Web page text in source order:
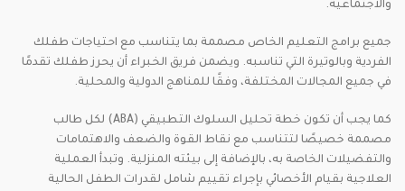
والاجتماعية.
جميع برامج التعليم الخاص مصممة بما يتناسب مع احتياجات طفلك
الفردية وبالوتيرة التي تناسبه. ويضمن فريق الخبراء أن يحرز طفلك تقدمًا
في جميع المجالات المختلفة، وفقًا للمناهج الدولية والمحلية.
كما يجب أن تكون خطة تحليل السلوك التطبيقي (ABA) لكل طالب
مصممة خصيصًا لتتناسب مع نقاط القوة والضعف والاهتمامات
والتفضيلات الخاصة به، بالإضافة إلى بيئته المنزلية. وتبدأ العملية
العلاجية بقيام الأخصائي بإجراء تقييم شامل لقدرات الطفل الحالية